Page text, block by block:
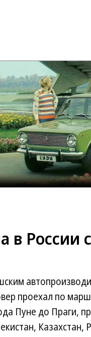
в России
проехал по
Пуне до Праги,
Казахстан,